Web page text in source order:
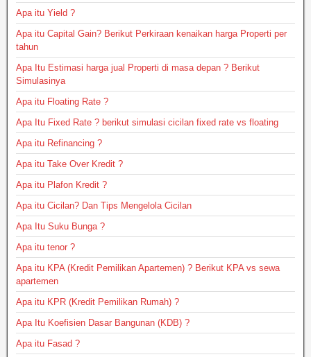
Apa itu Yield ?
Apa itu Capital Gain? Berikut Perkiraan kenaikan harga Properti per
tahun
Apa Itu Estimasi harga jual Properti di masa depan ? Berikut
Simulasinya
Apa itu Floating Rate ?
Apa Itu Fixed Rate ? berikut simulasi cicilan fixed rate vs floating
Apa itu Refinancing ?
Apa itu Take Over Kredit ?
Apa itu Plafon Kredit ?
Apa itu Cicilan? Dan Tips Mengelola Cicilan
Apa Itu Suku Bunga ?
Apa itu tenor ?
Apa itu KPA (Kredit Pemilikan Apartemen) ? Berikut KPA vs sewa
apartemen
Apa itu KPR (Kredit Pemilikan Rumah) ?
Apa Itu Koefisien Dasar Bangunan (KDB) ?
Apa itu Fasad ?